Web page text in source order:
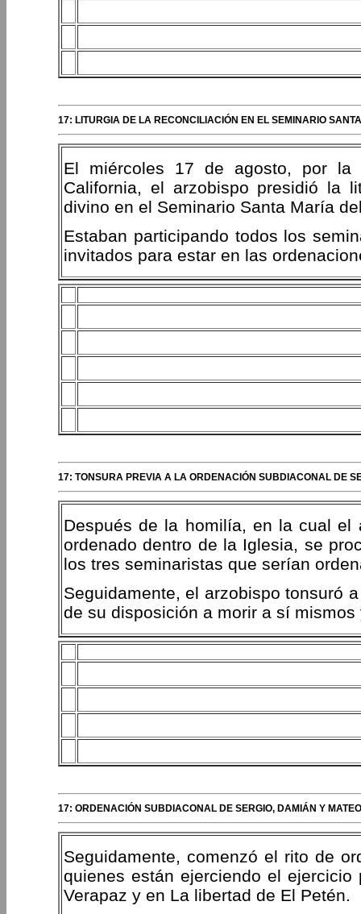
17: LITURGIA DE LA RECONCILIACIÓN EN EL SEMINARIO
El miércoles 17 de agosto, por la
California, el arzobispo presidió la
divino en el Seminario Santa María
Estaban participando todos los
invitados para estar en las
17: TONSURA PREVIA A LA ORDENACIÓN SUBDIACONAL DE
Después de la homilía, en la cual el
ordenado dentro de la Iglesia, se
los tres seminaristas que serían
Seguidamente, el arzobispo tonsuró
de su disposición a morir a sí
17: ORDENACIÓN SUBDIACONAL DE SERGIO, DAMIÁN Y
Seguidamente, comenzó el rito de
quienes están ejerciendo el
Verapaz y en La libertad de El Petén.